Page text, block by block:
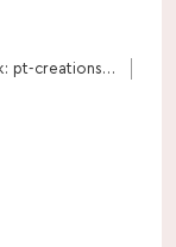
Виробник: pt-creations-bv